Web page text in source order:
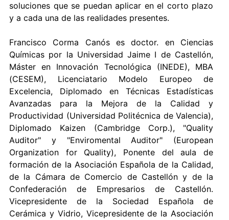
soluciones que se puedan aplicar en el corto plazo
y a cada una de las realidades presentes.
Francisco Corma Canós es doctor. en Ciencias
Químicas por la Universidad Jaime I de Castellón,
Máster en Innovación Tecnológica (INEDE), MBA
(CESEM), Licenciatario Modelo Europeo de
Excelencia, Diplomado en Técnicas Estadísticas
Avanzadas para la Mejora de la Calidad y
Productividad (Universidad Politécnica de Valencia),
Diplomado Kaizen (Cambridge Corp.), "Quality
Auditor" y "Enviromental Auditor" (European
Organization for Quality), Ponente del aula de
formación de la Asociación Española de la Calidad,
de la Cámara de Comercio de Castellón y de la
Confederación de Empresarios de Castellón.
Vicepresidente de la Sociedad Española de
Cerámica y Vidrio, Vicepresidente de la Asociación